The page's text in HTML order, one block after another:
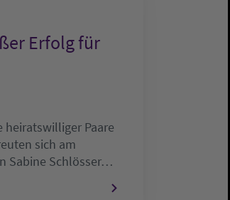
Erfolg für
heiratswilliger Paare
sich am
Sabine Schlösser…